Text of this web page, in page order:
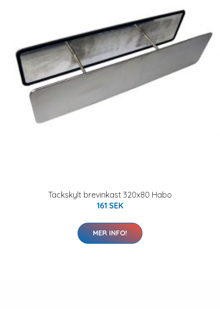
Täckskylt brevinkast 320x80 Habo
161 SEK
MER INFO!